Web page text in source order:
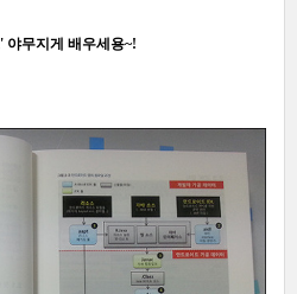
야무지게 배우세용~!